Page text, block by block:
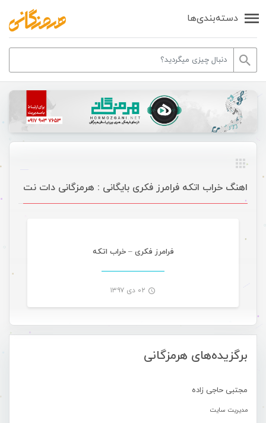
دسته‌بندی‌ها
برگزیده‌های هرمزگانی
مجتبی حاجی زاده
مدیریت سایت
اهنگ خراب اتکه فرامرز فکری بایگانی : هرمزگانی دات نت
فرامرز فکری – خراب اتکه
۰۲ دی ۱۳۹۷